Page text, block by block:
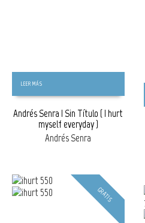
LEER MÁS
Andrés Senra | Sin Título ( I hurt
myself everyday )
Andrés Senra
GRATIS